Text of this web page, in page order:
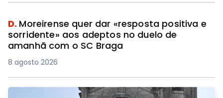
D. Moreirense quer dar «resposta positiva e
sorridente» aos adeptos no duelo de
amanhã com o SC Braga
8 agosto 2026